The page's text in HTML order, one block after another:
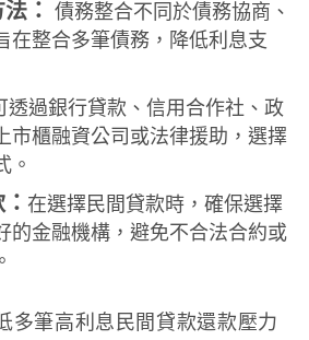
： 債務整合不同於債務協商、
在整合多筆債務，降低利息支
透過銀行貸款、信用合作社、政
市櫃融資公司或法律援助，選擇
。
在選擇民間貸款時，確保選擇
的金融機構，避免不合法合約或
多筆高利息民間貸款還款壓力